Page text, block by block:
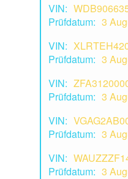
VIN:
Prüfdatum: 3
VIN:
Prüfdatum: 3
VIN:
Prüfdatum: 3
VIN:
Prüfdatum: 3
VIN:
Prüfdatum: 3